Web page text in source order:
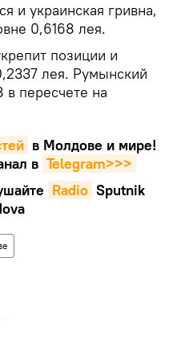
и украинская гривна,
0,6168 лея.
позиции и
лея. Румынский
пересчете на
в Молдове и мире!
в Telegram>>>
Radio Sputnik